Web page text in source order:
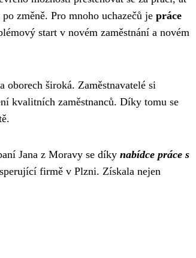
změně. Pro mnoho uchazečů je práce
start v novém zaměstnání a novém
oborech široká. Zaměstnavatelé si
kvalitních zaměstnanců. Díky tomu se
Jana z Moravy se díky nabídce práce s
firmě v Plzni. Získala nejen